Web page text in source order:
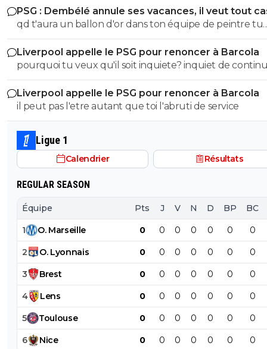
T'a meme pas le niveau en histoire d'un collégien...
partir de là tes idées politiques on s'en tape Quand on sait pas
faire la différence entre le nazisme et le fascisme
parle pas de politique vu qu'on est un putain d'ignare ! Merci
de démontrer encore une fois que l'électeur LFI est
abruti qui connait rien à rien :)
PSG : Dembélé annule ses vacances, il veut tout
qd t'aura un ballon d'or dans ton équipe de peintre tu
pourras la ramener le bouffon de service
Liverpool appelle le PSG pour renoncer à Barcola
pourquoi tu veux qu'il soit inquiete? inquiet de
gagner des titres avec la meilleure équipe d'europe? SOigne
toi abruti
Liverpool appelle le PSG pour renoncer à Barcola
il peut pas l'etre autant que toi l'abruti de service
Ligue 1
Calendrier Résultats
REGULAR SEASON
Équipe Pts J V N D BP BC
1 O. Marseille 0 0 0 0 0 0 0
2 O. Lyonnais 0 0 0 0 0 0 0
3 Brest 0 0 0 0 0 0 0
4 Lens 0 0 0 0 0 0 0
5 Toulouse 0 0 0 0 0 0 0
6 Nice 0 0 0 0 0 0 0